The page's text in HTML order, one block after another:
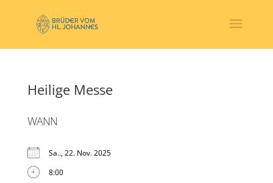
Heilige Messe
WANN
Sa.., 22. Nov. 2025
8:00